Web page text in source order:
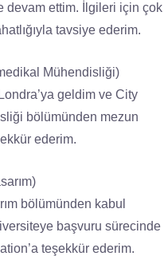
devam ettim. İlgileri için çok
tavsiye ederim.
Mühendisliği)
geldim ve City
bölümünden mezun
ederim.
bölümünden kabul
başvuru sürecinde
teşekkür ederim.